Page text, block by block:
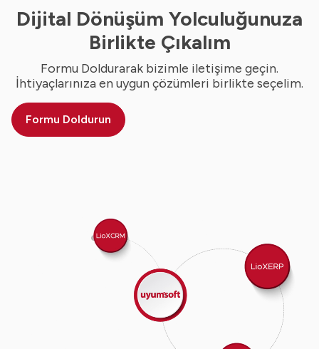
Dijital Dönüşüm Yolculuğunuza
Birlikte Çıkalım
Formu Doldurarak bizimle iletişime geçin.
İhtiyaçlarınıza en uygun çözümleri birlikte seçelim.
Formu Doldurun